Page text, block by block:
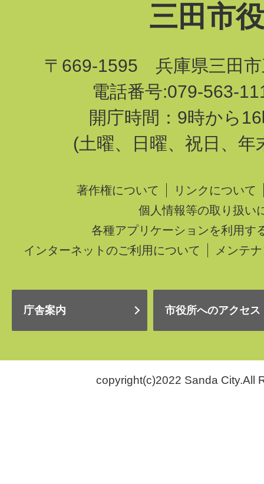
三田市
〒669-1595 兵庫県三田市
電話番号:079-563-
開庁時間：9時から
(土曜、日曜、祝日、年
著作権について
リンクについて
個人情報等の取り扱い
各種アプリケーションを利用す
インターネットのご利用について
メンテ
庁舎案内 市役所へのアクセス
copyright(c)2022 Sanda City.All